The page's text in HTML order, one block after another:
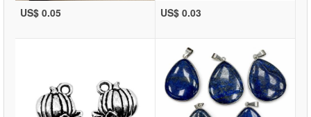
US$ 0.05 US$ 0.03